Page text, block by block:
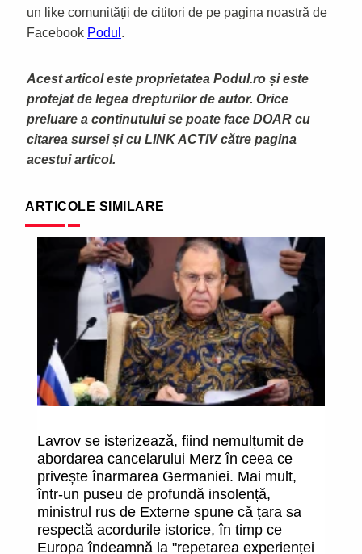
un like comunității de cititori de pe pagina noastră de
Facebook Podul .
Acest articol este proprietatea Podul.ro și este
protejat de legea drepturilor de autor. Orice
preluare a continutului se poate face DOAR cu
citarea sursei și cu LINK ACTIV către pagina
acestui articol.
ARTICOLE SIMILARE
Lavrov se isterizează, fiind nemulțumit de
abordarea cancelarului Merz în ceea ce
privește înarmarea Germaniei. Mai mult,
într-un puseu de profundă insolență,
ministrul rus de Externe spune că țara sa
respectă acordurile istorice, în timp ce
Europa îndeamnă la "repetarea experienței